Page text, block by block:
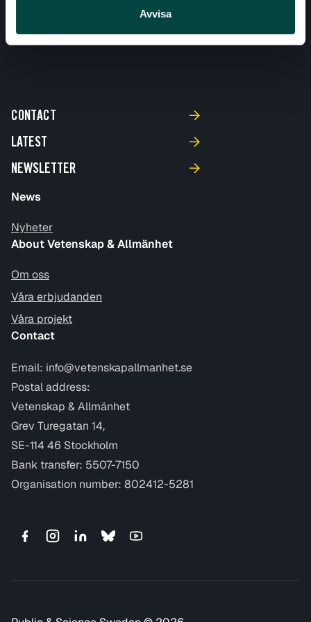
Avvisa
CONTACT
LATEST
NEWSLETTER
News
Nyheter
About Vetenskap & Allmänhet
Om oss
Våra erbjudanden
Våra projekt
Contact
Email: info@vetenskapallmanhet.se
Postal address:
Vetenskap & Allmänhet
Grev Turegatan 14,
SE-114 46 Stockholm
Bank transfer: 5507-7150
Organisation number: 802412-5281